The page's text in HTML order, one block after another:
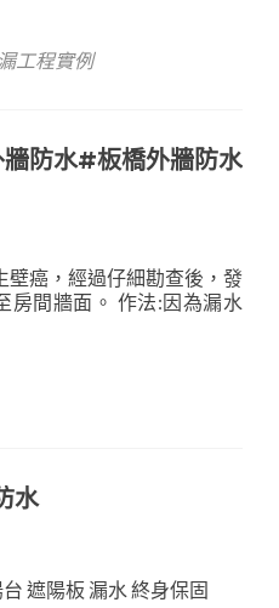
工程實例
防水#板橋外牆防水
壁癌，經過仔細勘查後，發
房間牆面。 作法:因為漏水
水
遮陽板 漏水 終身保固